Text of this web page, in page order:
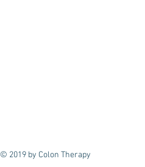
© 2019 by Colon Therapy